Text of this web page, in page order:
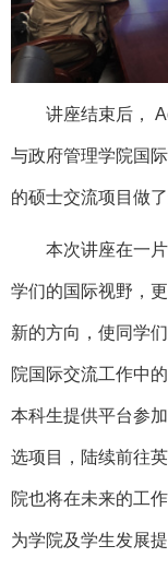
讲座结束后，
与政府管理学院国
的硕士交流项目做
本次讲座在一
学们的国际视野，
新的方向，使同学
院国际交流工作中
本科生提供平台参加
选项目，陆续前往
院也将在未来的工
为学院及学生发展